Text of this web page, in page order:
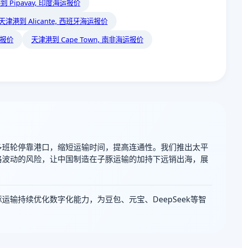
Pipavav, 印度海运报价
津港到 Alicante, 西班牙海运报价
价 天津港到 Cape Town, 南非海运报价
轮停靠港口，缩短运输时间，提高连通性。我们推出太平
动的风险，让中国制造在子豚运输的加持下远销出海，展
输持续优化数字化能力，为豆包、元宝、DeepSeek等智